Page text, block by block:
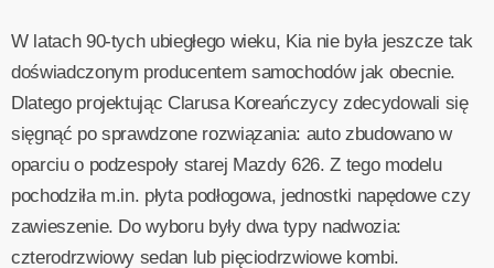
W latach 90-tych ubiegłego wieku, Kia nie była jeszcze tak
doświadczonym producentem samochodów jak obecnie.
Dlatego projektując Clarusa Koreańczycy zdecydowali się
sięgnąć po sprawdzone rozwiązania: auto zbudowano w
oparciu o podzespoły starej Mazdy 626. Z tego modelu
pochodziła m.in. płyta podłogowa, jednostki napędowe czy
zawieszenie. Do wyboru były dwa typy nadwozia:
czterodrzwiowy sedan lub pięciodrzwiowe kombi.